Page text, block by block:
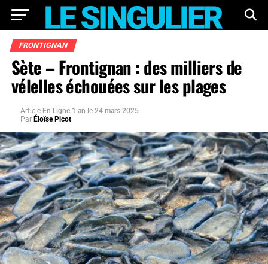
FRONTIGNAN
Sète – Frontignan : des milliers de
vélelles échouées sur les plages
Article En Ligne 1 an le 24 mars 2025
Par Éloïse Picot